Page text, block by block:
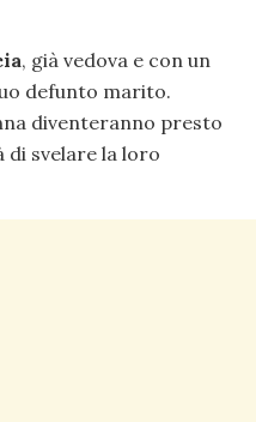
, già vedova e con un
defunto marito.
diventeranno presto
di svelare la loro